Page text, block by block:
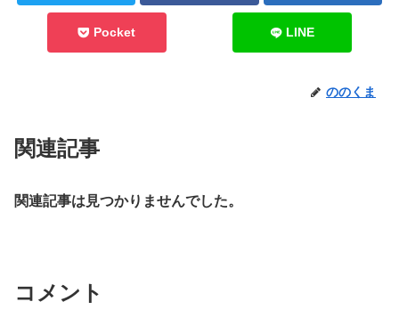
Pocket LINE
ののくま
関連記事
関連記事は見つかりませんでした。
コメント